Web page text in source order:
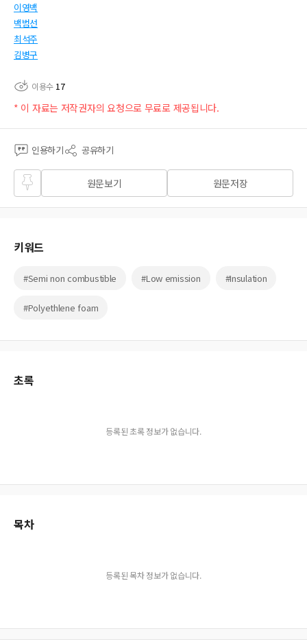
이영백
백범선
최석주
김병구
이용수 17
* 이 자료는 저작권자의 요청으로 무료로 제공됩니다.
인용하기 공유하기
즐겨
찾기
원문보기 원문저장
키워드
#Semi non combustible #Low emission #Insulation
#Polyethlene foam
초록
등록된 초록 정보가 없습니다.
목차
등록된 목차 정보가 없습니다.